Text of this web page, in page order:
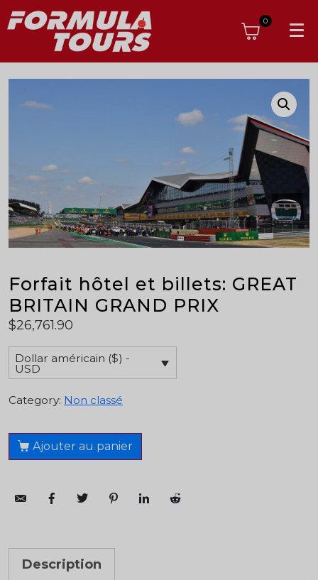
0
Forfait hôtel et billets: GREAT
BRITAIN GRAND PRIX
$26,761.90
Dollar américain ($) -
USD
Category: Non classé
Ajouter au panier
Description